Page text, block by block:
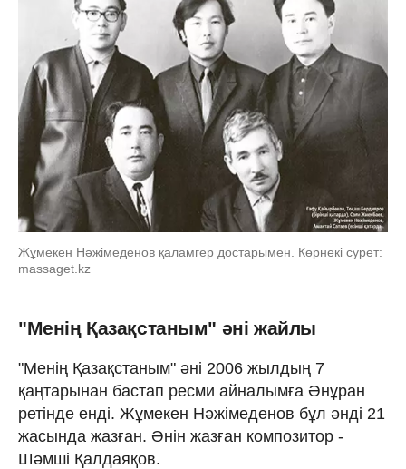
Жұмекен Нәжімеденов қаламгер достарымен. Көрнекі сурет:
massaget.kz
"Менің Қазақстаным" әні жайлы
"Менің Қазақстаным" әні 2006 жылдың 7
қаңтарынан бастап ресми айналымға Әнұран
ретінде енді. Жұмекен Нәжімеденов бұл әнді 21
жасында жазған. Әнін жазған композитор -
Шәмші Қалдаяқов.